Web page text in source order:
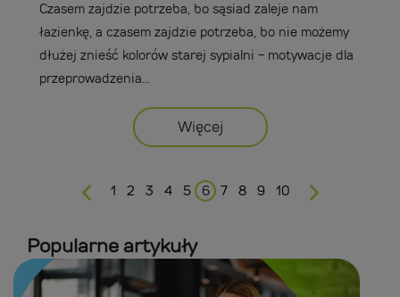
Czasem zajdzie potrzeba, bo sąsiad zaleje nam
łazienkę, a czasem zajdzie potrzeba, bo nie możemy
dłużej znieść kolorów starej sypialni - motywacje dla
przeprowadzenia...
Więcej
1 2 3 4 5 6 7 8 9 10
Popularne artykuły